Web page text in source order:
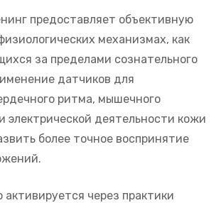
предоставляет объективную
механизмах, как
за пределами сознательного
датчиков для
ритма, мышечного
электрической деятельности кожи
более точное воспринятие
активируется через практики